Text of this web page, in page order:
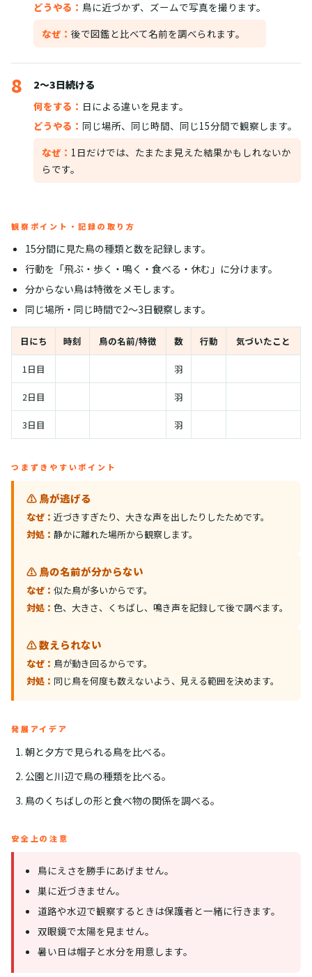
どうやる： 鳥に近づかず、ズームで写真を撮ります。
なぜ： 後で図鑑と比べて名前を調べられます。
8
2〜3日続ける
何をする： 日による違いを見ます。
どうやる： 同じ場所、同じ時間、同じ15分間で観察します。
なぜ： 1日だけでは、たまたま見えた結果かもしれないか
らです。
観察ポイント・記録の取り方
15分間に見た鳥の種類と数を記録します。
行動を「飛ぶ・歩く・鳴く・食べる・休む」に分けます。
分からない鳥は特徴をメモします。
同じ場所・同じ時間で2〜3日観察します。
日にち 時刻 鳥の名前/特徴 数 行動 気づいたこと
1日目 羽
2日目 羽
3日目 羽
つまずきやすいポイント
⚠️ 鳥が逃げる
なぜ： 近づきすぎたり、大きな声を出したりしたためです。
対処： 静かに離れた場所から観察します。
⚠️ 鳥の名前が分からない
なぜ： 似た鳥が多いからです。
対処： 色、大きさ、くちばし、鳴き声を記録して後で調べます。
⚠️ 数えられない
なぜ： 鳥が動き回るからです。
対処： 同じ鳥を何度も数えないよう、見える範囲を決めます。
発展アイデア
朝と夕方で見られる鳥を比べる。
公園と川辺で鳥の種類を比べる。
鳥のくちばしの形と食べ物の関係を調べる。
安全上の注意
鳥にえさを勝手にあげません。
巣に近づきません。
道路や水辺で観察するときは保護者と一緒に行きます。
双眼鏡で太陽を見ません。
暑い日は帽子と水分を用意します。